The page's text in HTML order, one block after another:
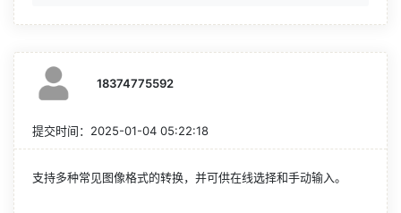
18374775592
提交时间： 2025-01-04 05:22:18
支持多种常见图像格式的转换，并可供在线选择和手动输入。